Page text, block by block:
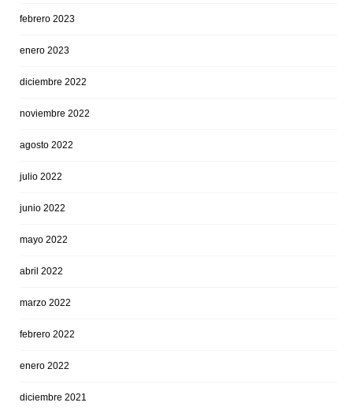
febrero 2023
enero 2023
diciembre 2022
noviembre 2022
agosto 2022
julio 2022
junio 2022
mayo 2022
abril 2022
marzo 2022
febrero 2022
enero 2022
diciembre 2021